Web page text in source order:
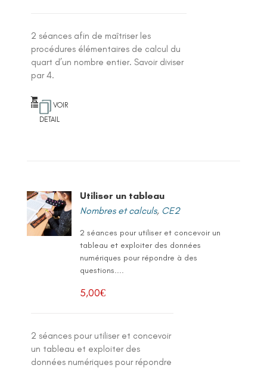
2 séances afin de maîtriser les
procédures élémentaires de calcul du
quart d’un nombre entier. Savoir diviser
par 4.
VOIR
DETAIL
Utiliser un tableau
Nombres et calculs, CE2
2 séances pour utiliser et concevoir un
tableau et exploiter des données
numériques pour répondre à des
questions....
5,00€
2 séances pour utiliser et concevoir
un tableau et exploiter des
données numériques pour répondre